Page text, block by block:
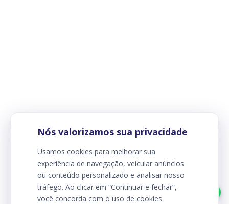
Nós valorizamos sua privacidade
Usamos cookies para melhorar sua
experiência de navegação, veicular anúncios
ou conteúdo personalizado e analisar nosso
tráfego. Ao clicar em “Continuar e fechar”,
você concorda com o uso de cookies.
Agendar pelo Whatsapp